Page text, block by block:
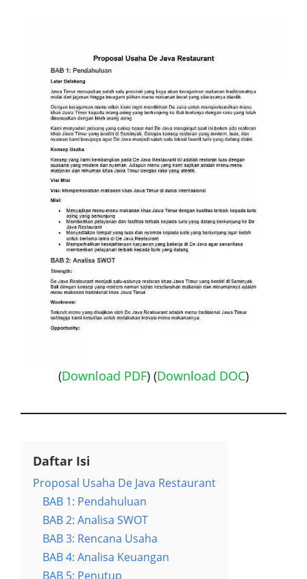
(Download PDF) (Download DOC)
Daftar Isi
Proposal Usaha De Java Restaurant
BAB 1: Pendahuluan
BAB 2: Analisa SWOT
BAB 3: Rencana Usaha
BAB 4: Analisa Keuangan
BAB 5: Penutup